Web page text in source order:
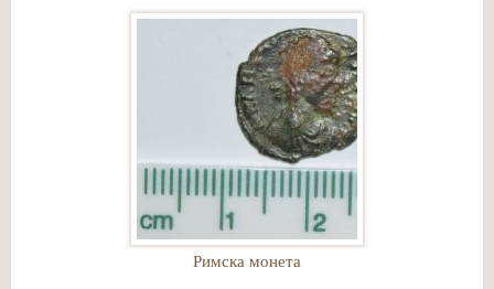
Римска монета